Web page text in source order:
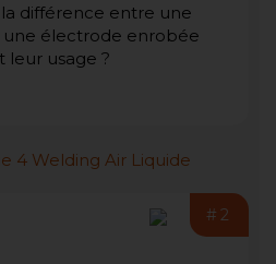
différence entre une
électrode enrobée
leur usage ?
#2